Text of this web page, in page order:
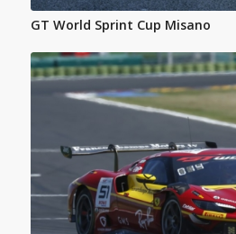
GT World Sprint Cup Misano